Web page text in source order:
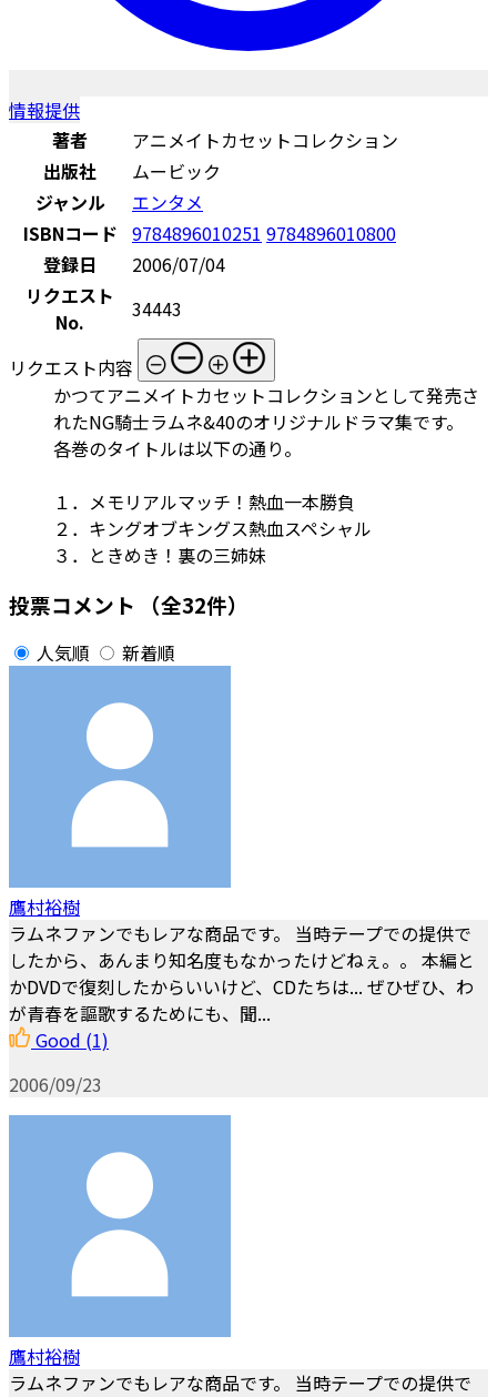
情報提供
著者
アニメイトカセットコレクション
出版社
ムービック
ジャンル
エンタメ
ISBNコード 9784896010251 9784896010800
登録日
2006/07/04
リクエスト
No.
34443
リクエスト内容
かつてアニメイトカセットコレクションとして発売さ
れたNG騎士ラムネ&40のオリジナルドラマ集です。
各巻のタイトルは以下の通り。
１．メモリアルマッチ！熱血一本勝負
２．キングオブキングス熱血スペシャル
３．ときめき！裏の三姉妹
投票コメント （全32件）
人気順 新着順
鷹村裕樹
ラムネファンでもレアな商品です。 当時テープでの提供で
したから、あんまり知名度もなかったけどねぇ。。 本編と
かDVDで復刻したからいいけど、CDたちは... ぜひぜひ、わ
が青春を謳歌するためにも、聞...
Good (1)
2006/09/23
鷹村裕樹
ラムネファンでもレアな商品です。 当時テープでの提供で